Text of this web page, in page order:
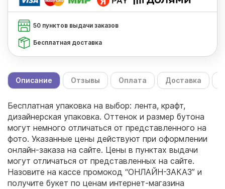
50 пунктов выдачи заказов
Бесплатная доставка
Описание Отзывы Оплата Доставка
Бесплатная упаковка на выбор: лента, крафт,
дизайнерская упаковка. Оттенок и размер бутона
могут немного отличаться от представленного на
фото. Указанные цены действуют при оформлении
онлайн-заказа на сайте. Цены в пунктах выдачи
могут отличаться от представленных на сайте.
Назовите на кассе промокод “ОНЛАЙН-ЗАКАЗ” и
получите букет по ценам интернет-магазина